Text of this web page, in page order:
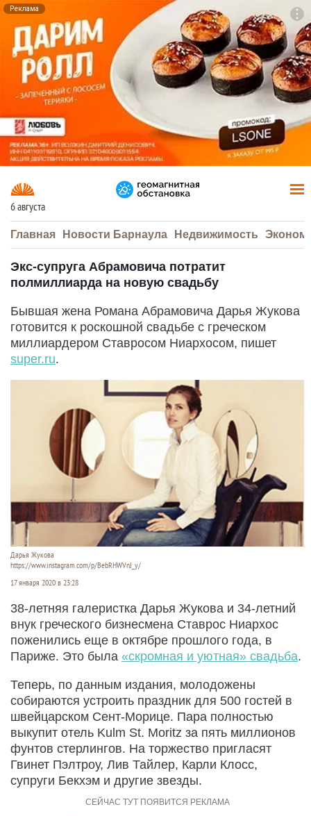
Реклама
6 августа
Главная Новости Барнаула Недвижимость
Экс-супруга Абрамовича потратит
полмиллиарда на новую свадьбу
Бывшая жена Романа Абрамовича Дарья Жукова
готовится к роскошной свадьбе с греческом
миллиардером Ставросом Ниархосом, пишет
super.ru.
Дарья Жукова
https://www.instagram.com/p/BebRHWVnJ_y/
17 января 2020 в 23:28
38-летняя галеристка Дарья Жукова и 34-летний
внук греческого бизнесмена Ставрос Ниархос
поженились еще в октябре прошлого года, в
Париже. Это была «скромная и уютная» свадьба.
Теперь, по данным издания, молодожены
собираются устроить праздник для 500 гостей в
швейцарском Сент-Морице. Пара полностью
выкупит отель Kulm St. Moritz за пять миллионов
фунтов стерлингов. На торжество пригласят
Гвинет Пэлтроу, Лив Тайлер, Карли Клосс,
супруги Бекхэм и другие звезды.